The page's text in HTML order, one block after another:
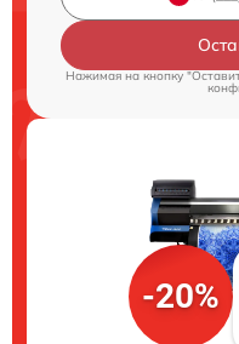
Нажимая на кнопку
-20%